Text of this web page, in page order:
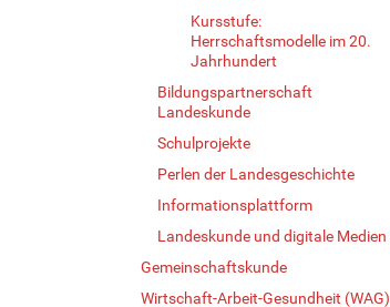
Kursstufe:
Herrschaftsmodelle im 20.
Jahrhundert
Bildungspartnerschaft
Landeskunde
Schulprojekte
Perlen der Landesgeschichte
Informationsplattform
Landeskunde und digitale Medien
Gemeinschaftskunde
Wirtschaft-Arbeit-Gesundheit (WAG)